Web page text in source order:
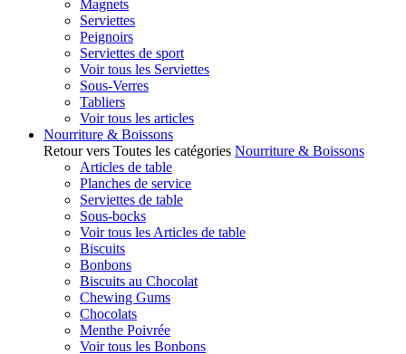
Magnets
Serviettes
Peignoirs
Serviettes de sport
Voir tous les Serviettes
Sous-Verres
Tabliers
Voir tous les articles
Nourriture & Boissons
Retour vers Toutes les catégories Nourriture & Boissons
Articles de table
Planches de service
Serviettes de table
Sous-bocks
Voir tous les Articles de table
Biscuits
Bonbons
Biscuits au Chocolat
Chewing Gums
Chocolats
Menthe Poivrée
Voir tous les Bonbons